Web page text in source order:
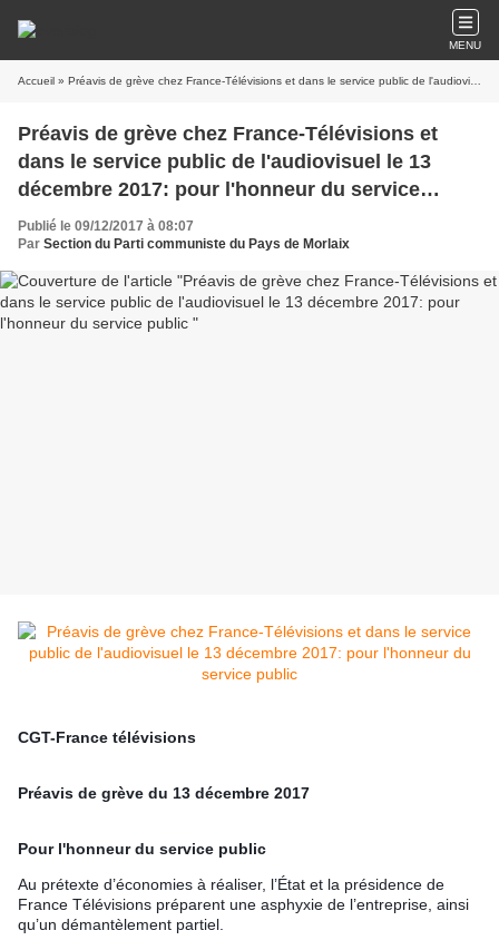
MENU
Accueil » Préavis de grève chez France-Télévisions et dans le service public de l'audiovisuel le 13 décembre 2017: pour l'honneur du service public
Préavis de grève chez France-Télévisions et
dans le service public de l'audiovisuel le 13
décembre 2017: pour l'honneur du service
public
Publié le 09/12/2017 à 08:07
Par Section du Parti communiste du Pays de Morlaix
CGT-France télévisions
Préavis de grève du 13 décembre 2017
Pour l'honneur du service public
Au prétexte d’économies à réaliser, l’État et la présidence de
France Télévisions préparent une asphyxie de l’entreprise, ainsi
qu’un démantèlement partiel.